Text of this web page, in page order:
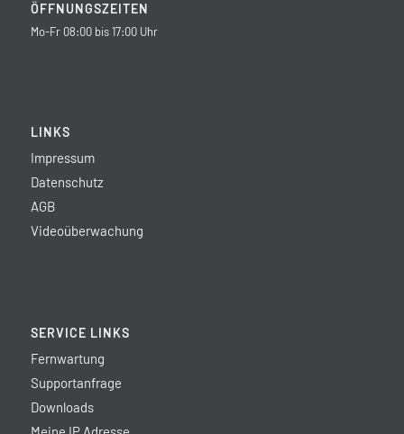
ÖFFNUNGSZEITEN
Mo-Fr 08:00 bis 17:00 Uhr
LINKS
Impressum
Datenschutz
AGB
Videoüberwachung
SERVICE LINKS
Fernwartung
Supportanfrage
Downloads